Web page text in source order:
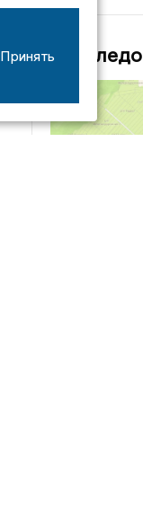
Иванович
Принять